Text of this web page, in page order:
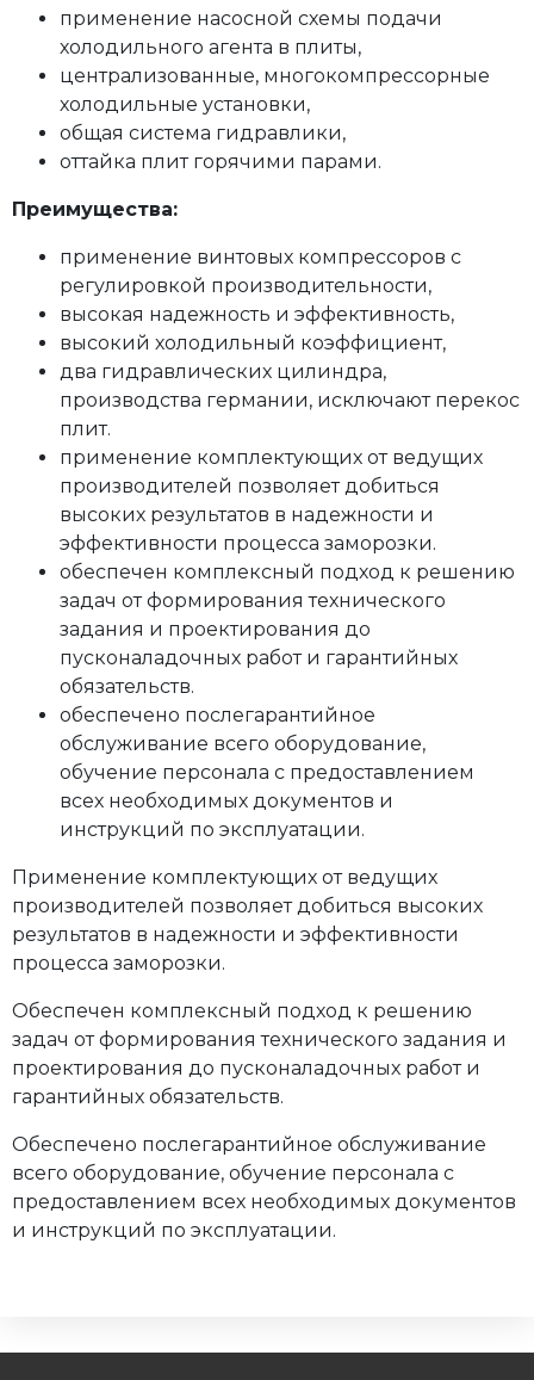
применение насосной схемы подачи
холодильного агента в плиты,
централизованные, многокомпрессорные
холодильные установки,
общая система гидравлики,
оттайка плит горячими парами.
Преимущества:
применение винтовых компрессоров с
регулировкой производительности,
высокая надежность и эффективность,
высокий холодильный коэффициент,
два гидравлических цилиндра,
производства германии, исключают перекос
плит.
применение комплектующих от ведущих
производителей позволяет добиться
высоких результатов в надежности и
эффективности процесса заморозки.
обеспечен комплексный подход к решению
задач от формирования технического
задания и проектирования до
пусконаладочных работ и гарантийных
обязательств.
обеспечено послегарантийное
обслуживание всего оборудование,
обучение персонала с предоставлением
всех необходимых документов и
инструкций по эксплуатации.
Применение комплектующих от ведущих
производителей позволяет добиться высоких
результатов в надежности и эффективности
процесса заморозки.
Обеспечен комплексный подход к решению
задач от формирования технического задания и
проектирования до пусконаладочных работ и
гарантийных обязательств.
Обеспечено послегарантийное обслуживание
всего оборудование, обучение персонала с
предоставлением всех необходимых документов
и инструкций по эксплуатации.